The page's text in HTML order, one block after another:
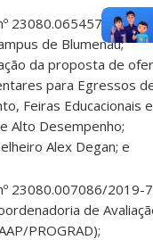
23080.065457/2022-
de Blumenau;
da proposta de
para Egressos
Feiras Educacionais
Alto Desempenho;
Alex Degan; e
23080.007086/2019-
de
PROGRAD);